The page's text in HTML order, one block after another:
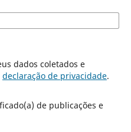
declaração de privacidade.